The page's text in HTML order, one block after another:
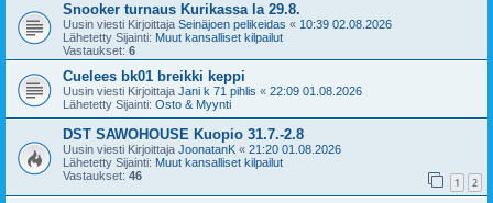
Snooker turnaus Kurikassa la 29.8.
Uusin viesti Kirjoittaja Seinäjoen pelikeidas « 10:39 02.08.2026
Lähetetty Sijainti: Muut kansalliset kilpailut
Vastaukset: 6
Cuelees bk01 breikki keppi
Uusin viesti Kirjoittaja Jani k 71 pihlis « 22:09 01.08.2026
Lähetetty Sijainti: Osto & Myynti
DST SAWOHOUSE Kuopio 31.7.-2.8
Uusin viesti Kirjoittaja JoonatanK « 21:20 01.08.2026
Lähetetty Sijainti: Muut kansalliset kilpailut
Vastaukset: 46 1 2